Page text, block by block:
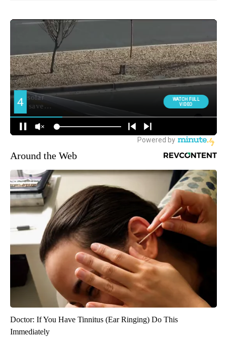
Around the Web
Doctor: If You Have Tinnitus (Ear Ringing) Do This
Immediately